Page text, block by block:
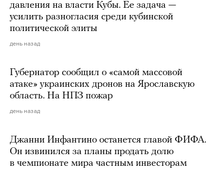
давления на власти Кубы. Ее задача —
усилить разногласия среди кубинской
политической элиты
день назад
Губернатор сообщил о «самой массовой
атаке» украинских дронов на Ярославскую
область. На НПЗ пожар
день назад
Джанни Инфантино останется главой ФИФА.
Он извинился за планы продать долю
в чемпионате мира частным инвесторам